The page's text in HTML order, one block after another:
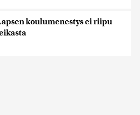
koulumenestys ei riipu